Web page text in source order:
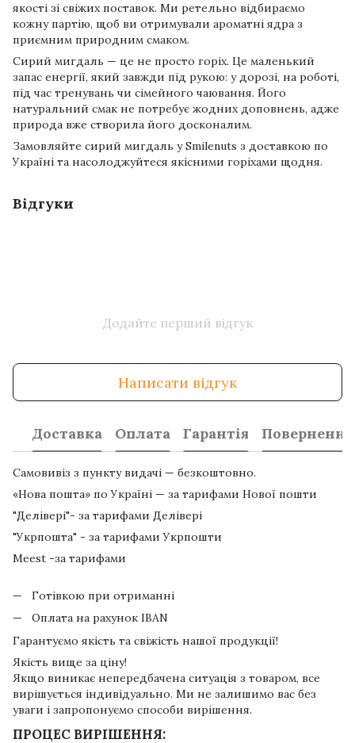
якості зі свіжих поставок. Ми ретельно відбираємо
кожну партію, щоб ви отримували ароматні ядра з
приємним природним смаком.
Сирий мигдаль — це не просто горіх. Це маленький
запас енергії, який завжди під рукою: у дорозі, на роботі,
під час тренувань чи сімейного чаювання. Його
натуральний смак не потребує жодних доповнень, адже
природа вже створила його досконалим.
Замовляйте сирий мигдаль у Smilenuts з доставкою по
Україні та насолоджуйтеся якісними горіхами щодня.
Відгуки
Додайте перший відгук
Написати відгук
Доставка Оплата Гарантія Повернення
Самовивіз з пункту видачі — безкоштовно.
«Нова пошта» по Україні — за тарифами Нової пошти
"Делівері"- за тарифами Делівері
"Укрпошта" - за тарифами Укрпошти
Meest -за тарифами
Готівкою при отриманні
Оплата на рахунок IBAN
Гарантуємо якість та свіжість нашої продукції!
Якість вище за ціну!
Якщо виникає непередбачена ситуація з товаром, все
вирішується індивідуально. Ми не залишимо вас без
уваги і запропонуємо способи вирішення.
ПРОЦЕС ВИРІШЕННЯ: